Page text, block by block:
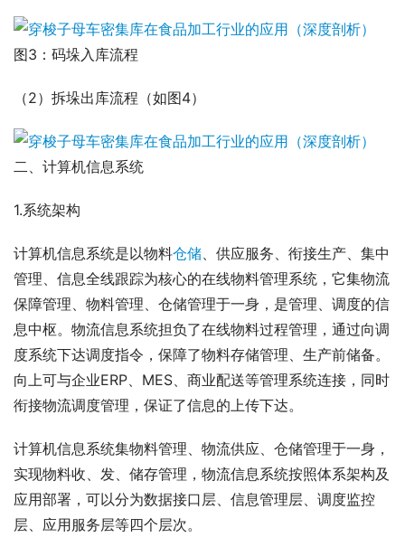
图3：码垛入库流程
（2）拆垛出库流程（如图4）
二、计算机信息系统
1.系统架构
计算机信息系统是以物料仓储、供应服务、衔接生产、集中
管理、信息全线跟踪为核心的在线物料管理系统，它集物流
保障管理、物料管理、仓储管理于一身，是管理、调度的信
息中枢。物流信息系统担负了在线物料过程管理，通过向调
度系统下达调度指令，保障了物料存储管理、生产前储备。
向上可与企业ERP、MES、商业配送等管理系统连接，同时
衔接物流调度管理，保证了信息的上传下达。
计算机信息系统集物料管理、物流供应、仓储管理于一身，
实现物料收、发、储存管理，物流信息系统按照体系架构及
应用部署，可以分为数据接口层、信息管理层、调度监控
层、应用服务层等四个层次。